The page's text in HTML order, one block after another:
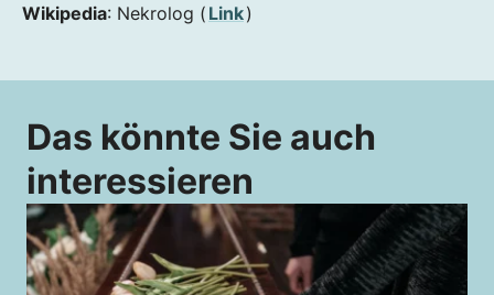
Wikipedia: Nekrolog ( Link)
Das könnte Sie auch
interessieren